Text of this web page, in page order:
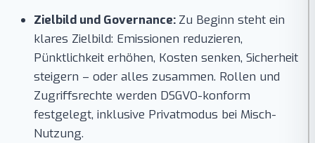
Zielbild und Governance: Zu Beginn steht ein
klares Zielbild: Emissionen reduzieren,
Pünktlichkeit erhöhen, Kosten senken, Sicherheit
steigern – oder alles zusammen. Rollen und
Zugriffsrechte werden DSGVO-konform
festgelegt, inklusive Privatmodus bei Misch-
Nutzung.